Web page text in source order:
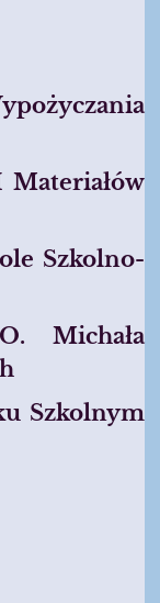
Życzania
Łów
Michała